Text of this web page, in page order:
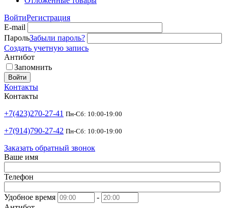
ВойтиРегистрация
E-mail
ПарольЗабыли пароль?
Создать учетную запись
Антибот
Запомнить
Войти
Контакты
Контакты
+7(423)270-27-41 Пн-Сб: 10:00-19:00
+7(914)790-27-42 Пн-Сб: 10:00-19:00
Заказать обратный звонок
Ваше имя
Телефон
Удобное время
-